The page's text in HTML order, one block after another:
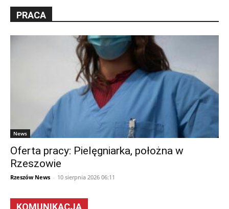
PRACA
News
Oferta pracy: Pielęgniarka, położna w
Rzeszowie
Rzeszów News - 10 sierpnia 2026 06:11
KOMUNIKACJA